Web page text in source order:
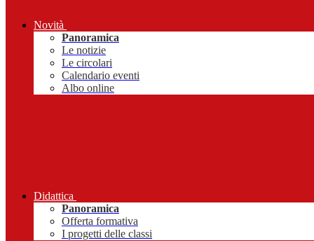
Novità
Panoramica
Le notizie
Le circolari
Calendario eventi
Albo online
Didattica
Panoramica
Offerta formativa
I progetti delle classi